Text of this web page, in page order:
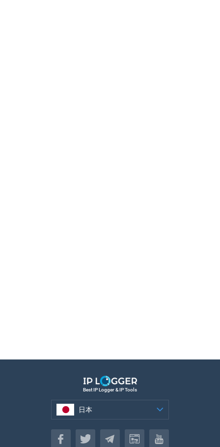
Best IP Logger & IP Tools
日本
日本